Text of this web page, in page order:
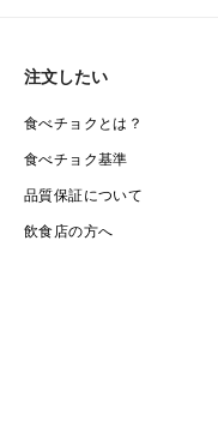
注文したい
食べチョクとは？
食べチョク基準
品質保証について
飲食店の方へ